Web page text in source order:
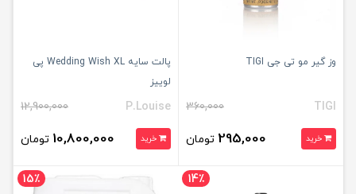
وز گیر مو تی جی TIGI
TIGI
360,000
خرید 295,000 تومان
پالت سایه Wedding Wish XL پی
لوییز
P.Louise
12,900,000
خرید 10,800,000 تومان
14٪ 15٪